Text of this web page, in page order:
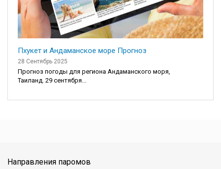
Пхукет и Андаманское море Прогноз
28 Сентябрь 2025
Прогноз погоды для региона Андаманского моря,
Таиланд. 29 сентября...
Направления паромов